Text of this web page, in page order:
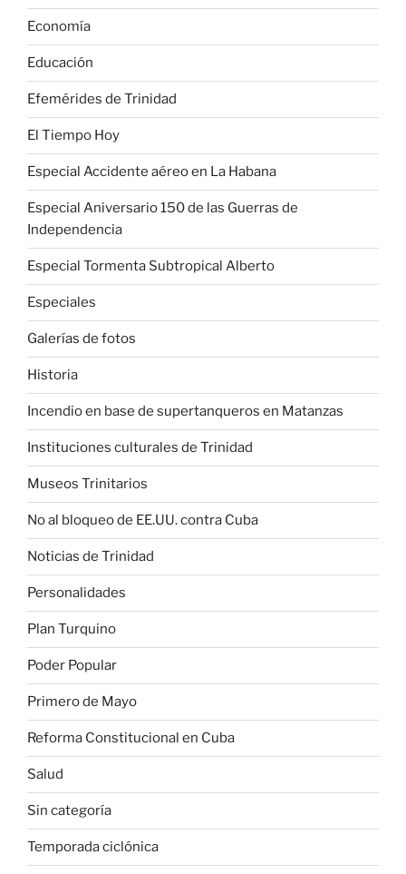
Economía
Educación
Efemérides de Trinidad
El Tiempo Hoy
Especial Accidente aéreo en La Habana
Especial Aniversario 150 de las Guerras de
Independencia
Especial Tormenta Subtropical Alberto
Especiales
Galerías de fotos
Historia
Incendio en base de supertanqueros en Matanzas
Instituciones culturales de Trinidad
Museos Trinitarios
No al bloqueo de EE.UU. contra Cuba
Noticias de Trinidad
Personalidades
Plan Turquino
Poder Popular
Primero de Mayo
Reforma Constitucional en Cuba
Salud
Sin categoría
Temporada ciclónica